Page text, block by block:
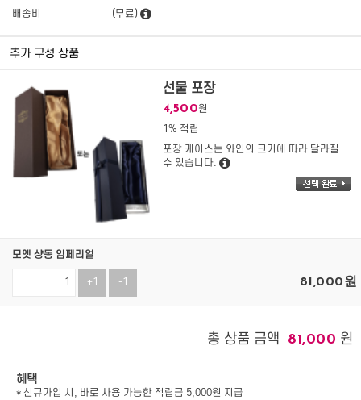
배송비
(무료)
추가 구성 상품
선물 포장
4,500원
1% 적립
포장 케이스는 와인의 크기에 따라 달라질
수 있습니다.
모엣 샹동 임페리얼
+1 -1 81,000원
총 상품 금액 81,000 원
혜택
* 신규가입 시, 바로 사용 가능한 적립금 5,000원 지급